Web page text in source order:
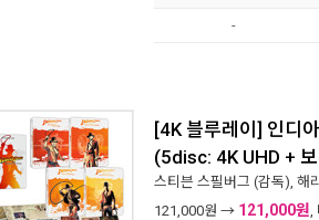
-
[4K 블루레이] 인디
(5disc: 4K UHD +
스티븐 스필버그 (감독), 해
121,000원 → 121,000원